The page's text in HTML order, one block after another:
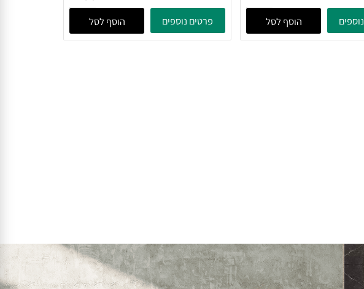
רגל סיכה (3 מוטות) + כיוונון גובה
LG33
מק"ט:LG33
71
רגל סיכה בשני גוונים גובה LG20
מק"ט: LG20
36